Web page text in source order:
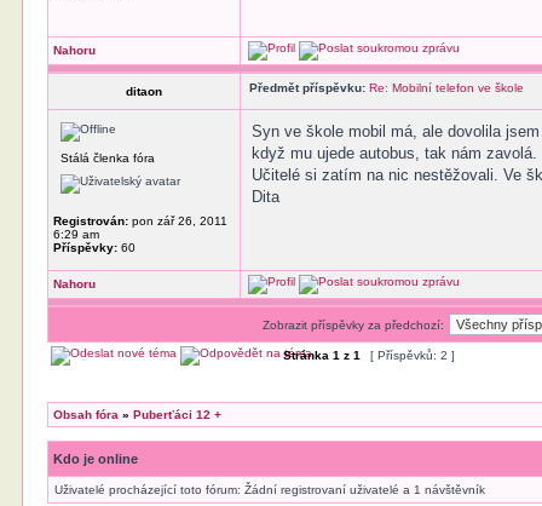
Nahoru
ditaon Předmět příspěvku: Re: Mobilní telefon ve škole
Stálá členka fóra
Registrován: pon zář 26, 2011
6:29 am
Příspěvky: 60
Syn ve škole mobil má, ale dovolila
když mu ujede autobus, tak nám zavolá.
Učitelé si zatím na nic nestěžovali. Ve
Dita
Nahoru
Zobrazit příspěvky za předchozí:
Stránka1 z1 [ Příspěvků: 2 ]
Obsah fóra »Puberťáci 12 +
Kdo je online
Uživatelé procházející toto fórum: Žádní registrovaní uživatelé a 1 návštěvník